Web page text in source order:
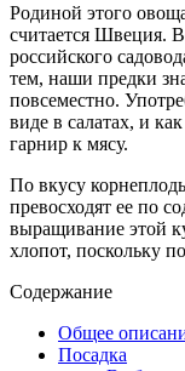
Родиной этого
считается Швеция.
российского
тем, наши предки
повсеместно.
виде в салатах, и
гарнир к мясу.
По вкусу
превосходят ее по
выращивание этой
хлопот, поскольку
Содержание
Общее
Посадка